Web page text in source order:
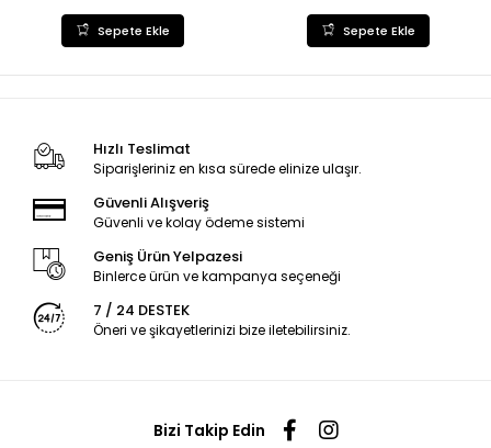
Sepete Ekle Sepete Ekle
Hızlı Teslimat
Siparişleriniz en kısa sürede elinize ulaşır.
Güvenli Alışveriş
Güvenli ve kolay ödeme sistemi
Geniş Ürün Yelpazesi
Binlerce ürün ve kampanya seçeneği
7 / 24 DESTEK
Öneri ve şikayetlerinizi bize iletebilirsiniz.
Bizi Takip Edin